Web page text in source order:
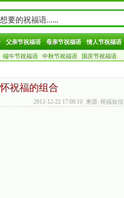
父亲节祝福语 母亲节祝福语 情人节祝福语
端午节祝福语 中秋节祝福语 国庆节祝福语
祝福的组合
2012-12-22 17:08:10 来源: 祝福短信